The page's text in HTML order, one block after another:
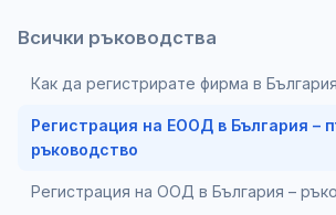
Всички ръководства
Как да регистрирате фирма в България
Регистрация на ЕООД в България –
ръководство
Регистрация на ООД в България –